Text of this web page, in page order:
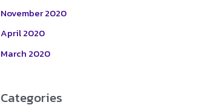
November 2020
April 2020
March 2020
Categories